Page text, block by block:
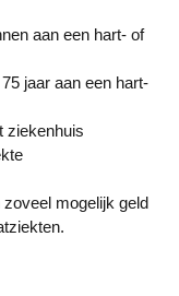
aan een hart- of
jaar aan een hart-
ziekenhuis
mogelijk geld